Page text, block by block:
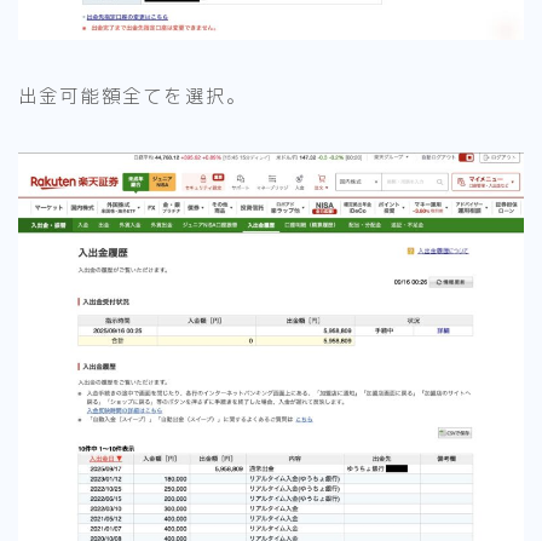
出金可能額全てを選択。